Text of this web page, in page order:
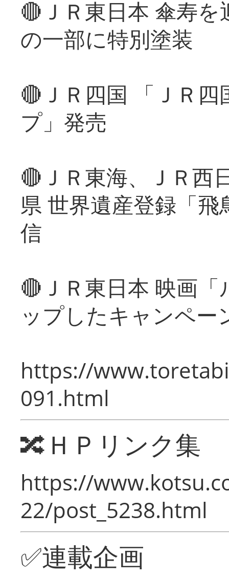
🔴ＪＲ東日本 傘寿
の一部に特別塗装
🔴ＪＲ四国 「ＪＲ
プ」発売
🔴ＪＲ東海、ＪＲ西
県 世界遺産登録「
信
🔴ＪＲ東日本 映画
ップしたキャンペー
https://
091.html
🔀ＨＰリンク集
https://
22/post_5238.html
✅連載企画